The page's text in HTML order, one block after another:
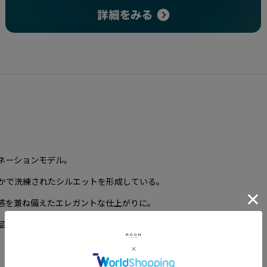
ションモデル。
洗練されたシルエットを形成している。
兼ね備えたエレガントな仕上がりに。
カラーリングも魅力である。